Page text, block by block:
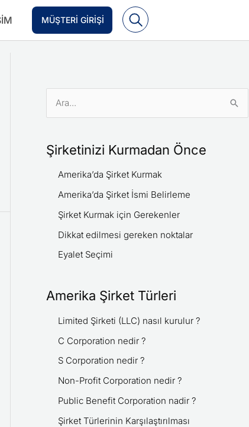
MÜŞTERI GIRIŞI
r
Şirketinizi Kurmadan Önce
Amerika’da Şirket Kurmak
Amerika’da Şirket İsmi Belirleme
Şirket Kurmak için Gerekenler
Dikkat edilmesi gereken noktalar
Eyalet Seçimi
Amerika Şirket Türleri
Limited Şirketi (LLC) nasıl kurulur ?
C Corporation nedir ?
S Corporation nedir ?
Non-Profit Corporation nedir ?
Public Benefit Corporation nadir ?
Şirket Türlerinin Karşılaştırılması